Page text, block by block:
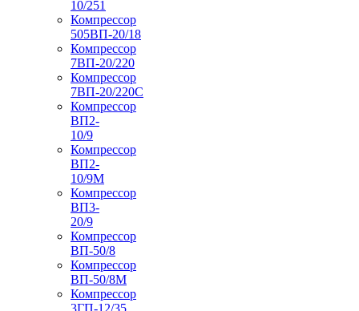
10/251
Компрессор
505ВП-20/18
Компрессор
7ВП-20/220
Компрессор
7ВП-20/220С
Компрессор
ВП2-
10/9
Компрессор
ВП2-
10/9М
Компрессор
ВП3-
20/9
Компрессор
ВП-50/8
Компрессор
ВП-50/8М
Компрессор
3ГП-12/35